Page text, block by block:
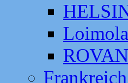
Loimola
Frankreich